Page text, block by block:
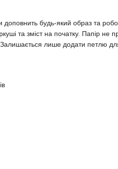
доповнить будь-який образ та
та зміст на початку. Папір не
лише додати петлю